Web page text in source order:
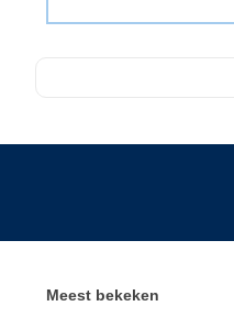
Meest bekeken